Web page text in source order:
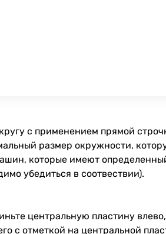
с применением прямой
размер окружности,
которые имеют
убедиться в соотвествии).
центральную пластину
с отметкой на центральной